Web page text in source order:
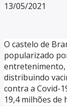
13/05/2021
O castelo de
popularizado
entretenimento,
distribuindo
contra a Covid-
19,4 milhões